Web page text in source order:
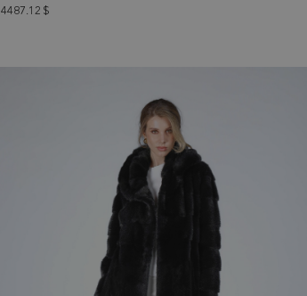
4487.12 $